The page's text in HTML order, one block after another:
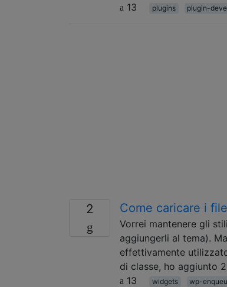
13
plugins plugin-
2 Come caricare i
Vorrei mantenere gli
aggiungerli al tema).
effettivamente
di classe, ho aggiunto
13
widgets wp-